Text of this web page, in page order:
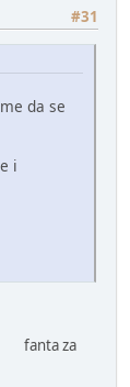
#31
da se
i
fanta za